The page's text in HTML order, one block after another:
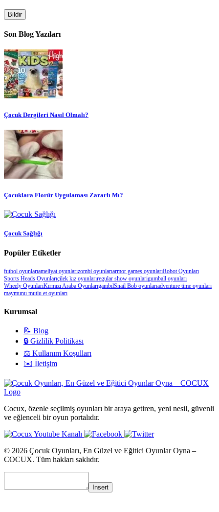
Bildir
Son Blog Yazıları
Çocuk Dergileri Nasıl Olmalı?
Çocuklara Florür Uygulaması Zararlı Mı?
Çocuk Sağlığı
Popüler Etiketler
futbol oyunlarıameliyat oyunlarızombi oyunlarıarmor games oyunlarıRobot Oyunları
Sports Heads Oyunlarıçilek kız oyunlarıregular show oyunlarigumball oyunları
Wheely OyunlarıKırmızı Araba OyunlarıgambılSnail Bob oyunlarıadventure time oyunları
maymunu mutlu et oyunları
Kurumsal
📝 Blog
🔒 Gizlilik Politikası
⚖️ Kullanım Koşulları
✉️ İletişim
Cocux, özenle seçilmiş oyunları bir araya getiren, yeni nesil, güvenli
ve eğlenceli bir oyun portalıdır.
© 2026 Çocuk Oyunları, En Güzel ve Eğitici Oyunlar Oyna –
COCUX. Tüm hakları saklıdır.
Insert